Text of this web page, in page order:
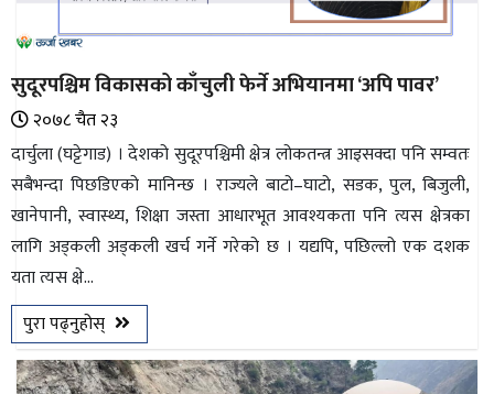
सुदूरपश्चिम विकासको काँचुली फेर्ने अभियानमा ‘अपि पावर’
२०७८ चैत २३
दार्चुला (घट्टेगाड) । देशको सुदूरपश्चिमी क्षेत्र लोकतन्त्र आइसक्दा पनि सम्वतः
सबैभन्दा पिछडिएको मानिन्छ । राज्यले बाटो–घाटो, सडक, पुल, बिजुली,
खानेपानी, स्वास्थ्य, शिक्षा जस्ता आधारभूत आवश्यकता पनि त्यस क्षेत्रका
लागि अड्कली अड्कली खर्च गर्ने गरेको छ । यद्यपि, पछिल्लो एक दशक
यता त्यस क्षे...
पुरा पढ्नुहोस्